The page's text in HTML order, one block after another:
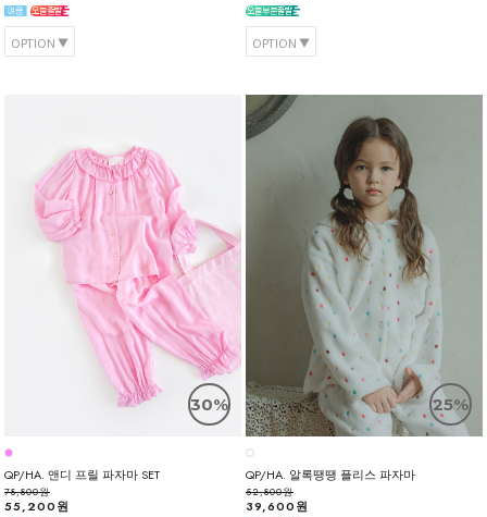
OPTION OPTION
30%
QP/HA. 앤디 프릴 파자마 SET
78,800원
55,200원
25%
QP/HA. 알록땡땡 플리스 파자마
52,800원
39,600원